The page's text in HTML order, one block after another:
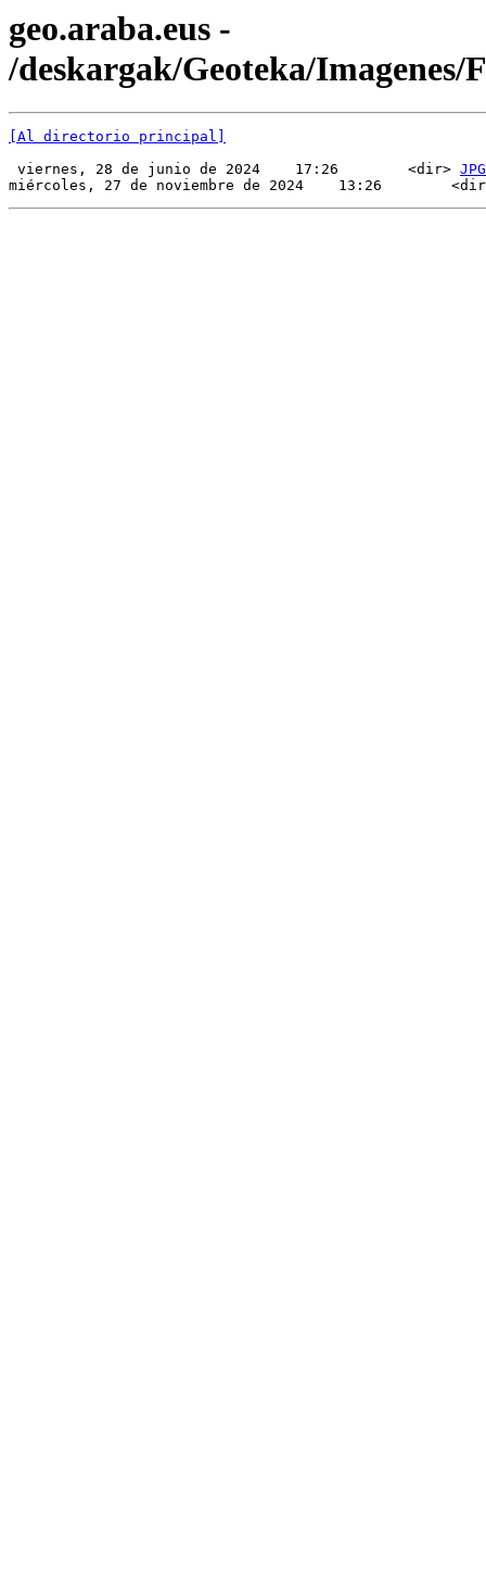
geo.araba.eus -
/deskargak/Geoteka/Imagenes/
[Al directorio principal]
viernes, 28 de junio de 2024    17:26        <dir> JPG
miércoles, 27 de noviembre de 2024    13:26